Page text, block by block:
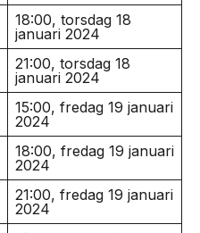
18:00, torsdag 18
januari 2024
21:00, torsdag 18
januari 2024
15:00, fredag 19 januari
2024
18:00, fredag 19 januari
2024
21:00, fredag 19 januari
2024